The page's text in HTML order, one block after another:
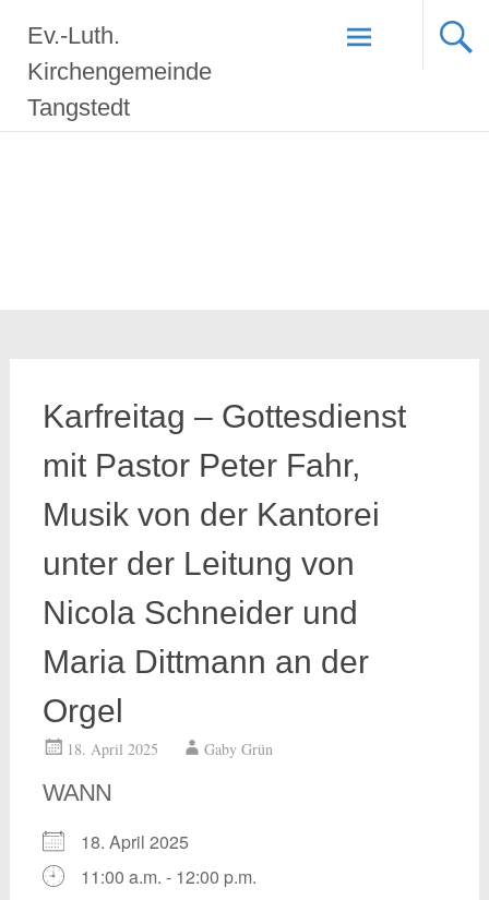
Inhalt
springen
Ev.-Luth.
Kirchengemeinde
Tangstedt
Karfreitag – Gottesdienst
mit Pastor Peter Fahr,
Musik von der Kantorei
unter der Leitung von
Nicola Schneider und
Maria Dittmann an der
Orgel
18. April 2025 Gaby Grün
WANN
18. April 2025
11:00 a.m. - 12:00 p.m.